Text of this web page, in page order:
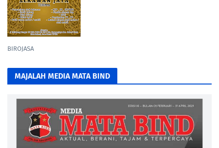
BIROJASA
MAJALAH MEDIA MATA BIND